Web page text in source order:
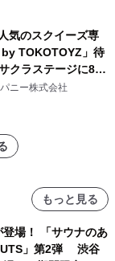
気のスクイーズ専
TOKOTOYZ」待
クラステージに8月
ニー株式会社
もっと見る
登場！ 「サウナのあ
」第2弾 渋谷